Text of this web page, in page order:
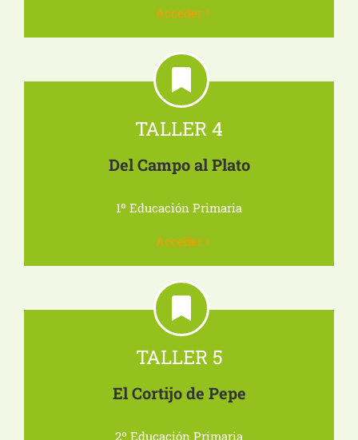
Acceder
TALLER 4
Del Campo al Plato
1º Educación Primaria
Acceder
TALLER 5
El Cortijo de Pepe
2º Educación Primaria